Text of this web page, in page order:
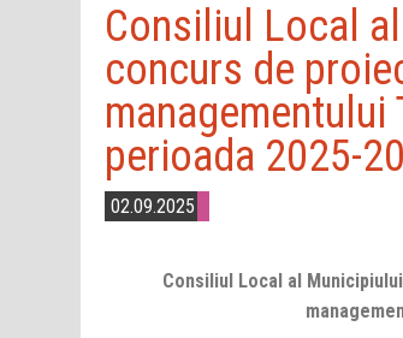
Consiliul Local
concurs de
managementului
perioada 2025-
02.09.2025
Consiliul Local al